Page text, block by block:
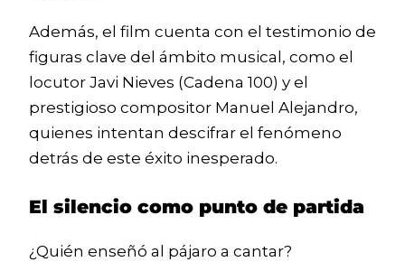
Además, el film cuenta con el testimonio de
figuras clave del ámbito musical, como el
locutor Javi Nieves (Cadena 100) y el
prestigioso compositor Manuel Alejandro,
quienes intentan descifrar el fenómeno
detrás de este éxito inesperado.
El silencio como punto de partida
¿Quién enseñó al pájaro a cantar?